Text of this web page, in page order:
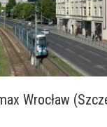
Wrocław